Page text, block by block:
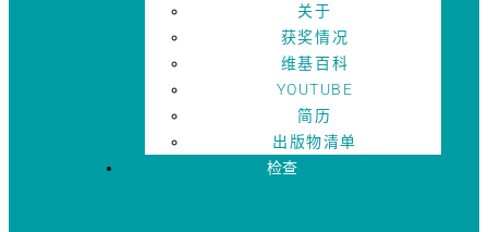
关于
获奖情况
维基百科
YOUTUBE
简历
出版物清单
检查